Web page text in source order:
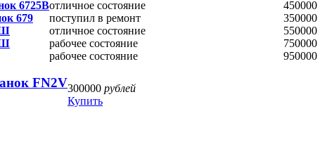
6725Вотличное состояние
450000
679
поступил в ремонт
350000
отличное состояние
550000
рабочее состояние
750000
рабочее состояние 950000
FN2V300000 рублей
Купить